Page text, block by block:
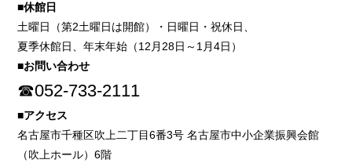
■休館日
土曜日（第2土曜日は開館）・日曜日・祝休日、
夏季休館日、年末年始（12月28日～1月4日）
■お問い合わせ
☎052-733-2111
■アクセス
名古屋市千種区吹上二丁目6番3号 名古屋市中小企業振興会館
（吹上ホール）6階